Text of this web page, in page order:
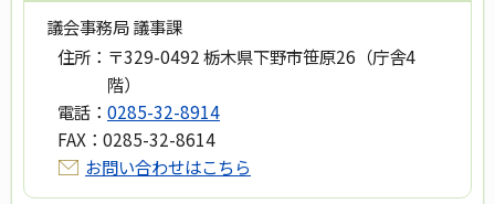
議会事務局 議事課
住所： 〒329-0492 栃木県下野市笹原26（庁舎4
階）
電話： 0285-32-8914
FAX： 0285-32-8614
お問い合わせはこちら